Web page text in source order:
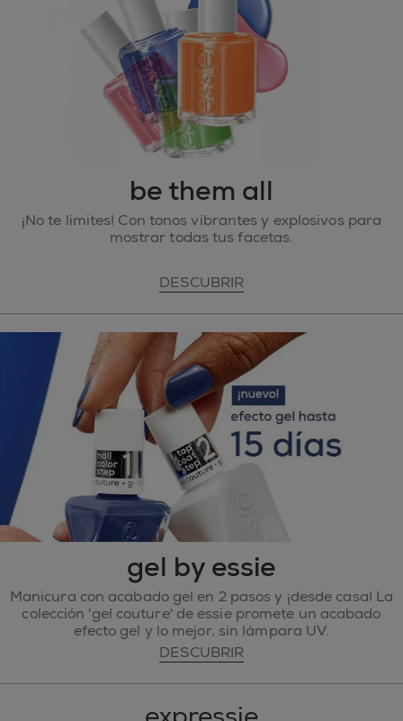
be them all
¡No te limites! Con tonos vibrantes y explosivos para
mostrar todas tus facetas.
DESCUBRIR
gel by essie
Manicura con acabado gel en 2 pasos y ¡desde casa! La
colección 'gel couture' de essie promete un acabado
efecto gel y lo mejor, sin lámpara UV.
DESCUBRIR